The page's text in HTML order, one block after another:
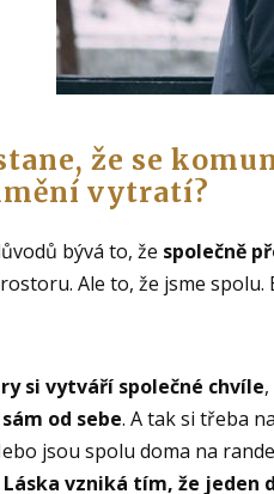
že se
vytratí?
bývá to, že společně
Ale to, že jsme
si vytváří společné chvíle
od sebe. A tak si třeba
jsou spolu doma na
Láska vzniká tím, že jeden